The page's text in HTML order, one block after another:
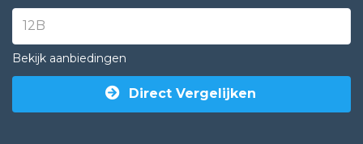
Bekijk aanbiedingen
Direct Vergelijken